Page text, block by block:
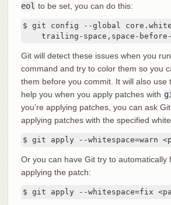
eol to be set, you can do this:
$ git config --global
trailing-space,space-
Git will detect these issues when you
command and try to color them so you
them before you commit. It will also use
help you when you apply patches with
you’re applying patches, you can ask
applying patches with the specified
$ git apply --whitespace=warn
Or you can have Git try to automatically
applying the patch:
$ git apply --whitespace=fix